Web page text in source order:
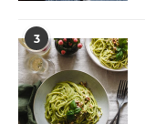
3